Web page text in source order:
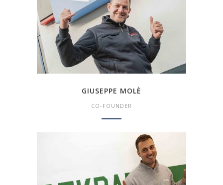
GIUSEPPE MOLÈ
CO-FOUNDER